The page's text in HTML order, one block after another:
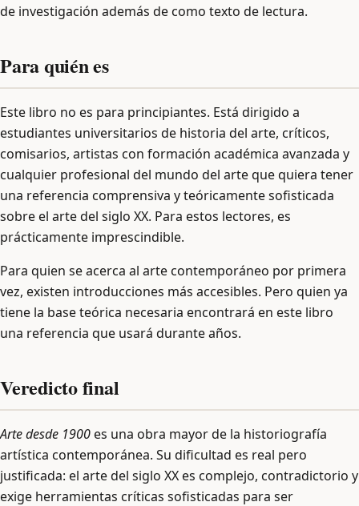
de investigación además de como texto de lectura.
Para quién es
Este libro no es para principiantes. Está dirigido a
estudiantes universitarios de historia del arte, críticos,
comisarios, artistas con formación académica avanzada y
cualquier profesional del mundo del arte que quiera tener
una referencia comprensiva y teóricamente sofisticada
sobre el arte del siglo XX. Para estos lectores, es
prácticamente imprescindible.
Para quien se acerca al arte contemporáneo por primera
vez, existen introducciones más accesibles. Pero quien ya
tiene la base teórica necesaria encontrará en este libro
una referencia que usará durante años.
Veredicto final
Arte desde 1900es una obra mayor de la historiografía
artística contemporánea. Su dificultad es real pero
justificada: el arte del siglo XX es complejo, contradictorio y
exige herramientas críticas sofisticadas para ser